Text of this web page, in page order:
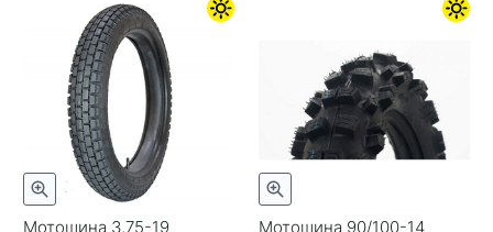
Мотошина 3,75-19 Мотошина 90/100-14